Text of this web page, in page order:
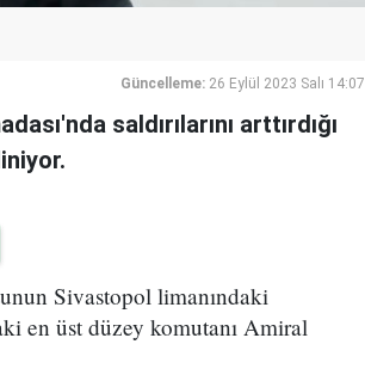
Güncelleme: 26 Eylül 2023 Salı 14:07
saldırılarını arttırdığı
Sivastopol limanındaki
en üst düzey komutanı Amiral